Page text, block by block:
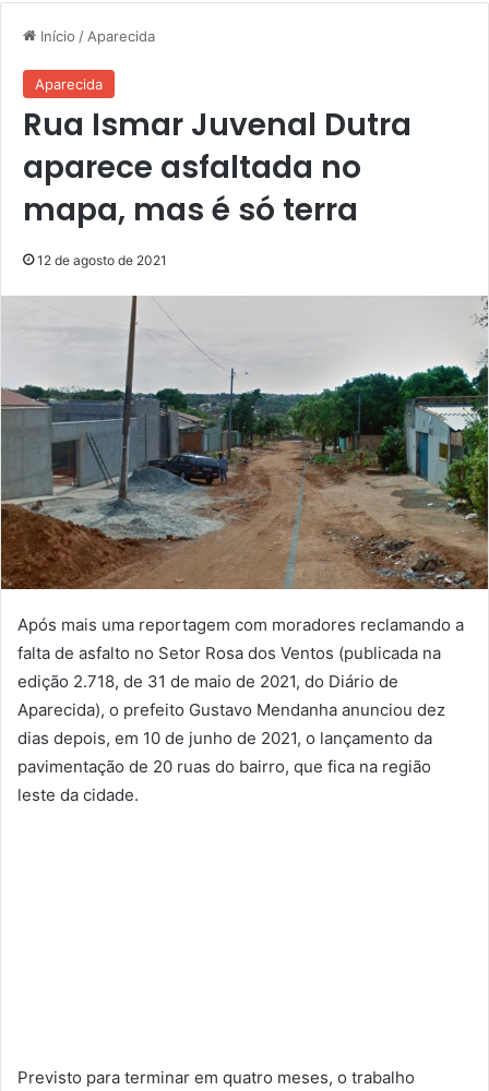
Início / Aparecida
Aparecida
Rua Ismar Juvenal Dutra
aparece asfaltada no
mapa, mas é só terra
12 de agosto de 2021
Após mais uma reportagem com moradores reclamando a
falta de asfalto no Setor Rosa dos Ventos (publicada na
edição 2.718, de 31 de maio de 2021, do Diário de
Aparecida), o prefeito Gustavo Mendanha anunciou dez
dias depois, em 10 de junho de 2021, o lançamento da
pavimentação de 20 ruas do bairro, que fica na região
leste da cidade.
Previsto para terminar em quatro meses, o trabalho